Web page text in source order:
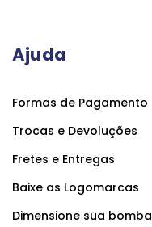
Ajuda
Formas de Pagamento
Trocas e Devoluções
Fretes e Entregas
Baixe as Logomarcas
Dimensione sua bomba